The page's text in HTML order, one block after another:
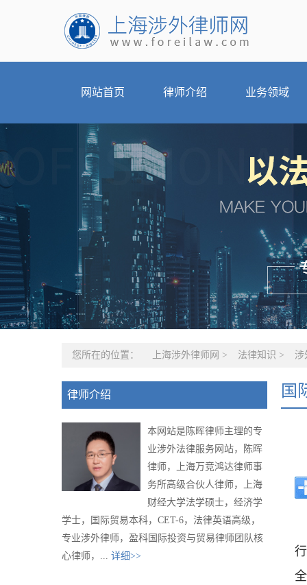
网站首页 律师介绍 业务领域
您所在的位置： 上海涉外律师网 > 法律知识 > 涉
律师介绍
本网站是陈晖律师主理的专
业涉外法律服务网站，陈晖
律师，上海万竞鸿达律师事
务所高级合伙人律师，上海
财经大学法学硕士，经济学
学士，国际贸易本科，CET-6，法律英语高级，
专业涉外律师，盈科国际投资与贸易律师团队核
心律师，... 详细>>
国